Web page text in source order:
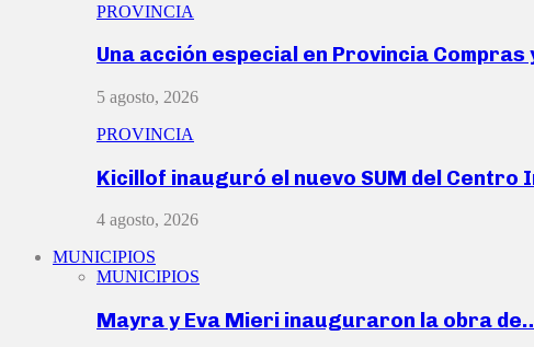
PROVINCIA
Una acción especial en Provincia
5 agosto, 2026
PROVINCIA
Kicillof inauguró el nuevo SUM del
4 agosto, 2026
MUNICIPIOS
MUNICIPIOS
Mayra y Eva Mieri inauguraron la obra